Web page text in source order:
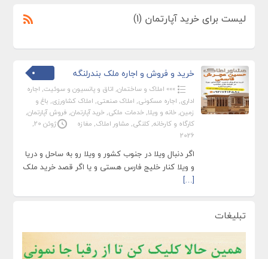
لیست برای خرید آپارتمان (1)
خرید و فروش و اجاره ملک بندرلنگه
»»» املاک و ساختمان, اتاق و پانسیون و سوئیت, اجاره
اداری, اجاره مسکونی, املاک صنعتی, املاک کشاورزی, باغ و
زمین, خانه و ویلا, خدمات ملکی, خرید آپارتمان, فروش آپارتمان,
کارگاه و کارخانه, کلنگی, مشاور املاک, مغازه
ژوئن 20,
2026
اگر دنبال ویلا در جنوب کشور و ویلا رو به ساحل و دریا
و ویلا کنار خلیج فارس هستی و یا اگر قصد خرید ملک
[…]
تبلیغات